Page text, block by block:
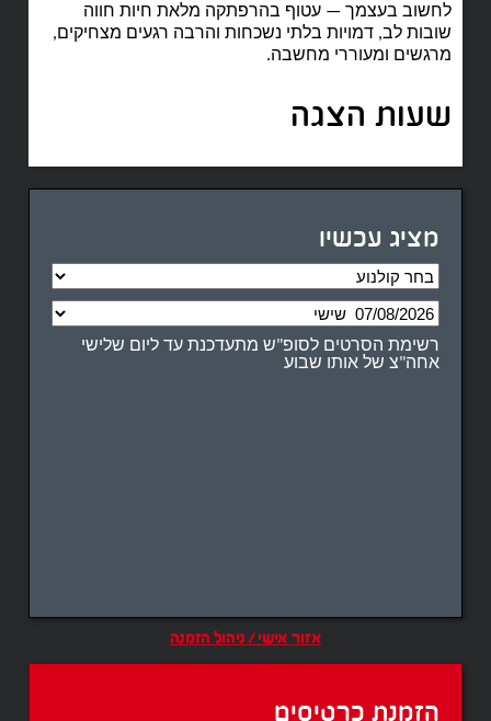
לחשוב בעצמך — עטוף בהרפתקה מלאת חיות חווה
שובות לב, דמויות בלתי נשכחות והרבה רגעים מצחיקים,
מרגשים ומעוררי מחשבה.
שעות הצגה
מציג עכשיו
רשימת הסרטים לסופ"ש מתעדכנת עד ליום שלישי
אחה"צ של אותו שבוע
אזור אישי / ניהול הזמנה
הזמנת כרטיסים